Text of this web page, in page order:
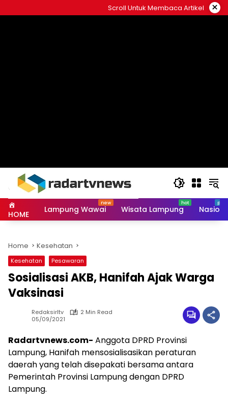
to
Scroll Untuk Membaca Artikel ×
HOME Lampung Wawai Wisata Lampung
Home Kesehatan
Kesehatan Pesawaran
Sosialisasi AKB, Hanifah Ajak Warga
Vaksinasi
Redaksirltv
2 Min Read
05/09/2021
Radartvnews.com- Anggota DPRD Provinsi
Lampung, Hanifah mensosialisasikan peraturan
daerah yang telah disepakati bersama antara
Pemerintah Provinsi Lampung dengan DPRD
Lampung.